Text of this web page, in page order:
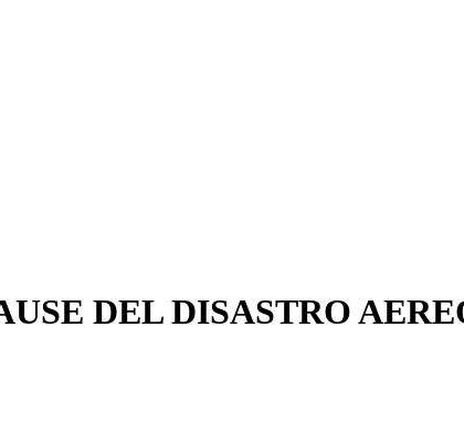
DEL DISASTRO